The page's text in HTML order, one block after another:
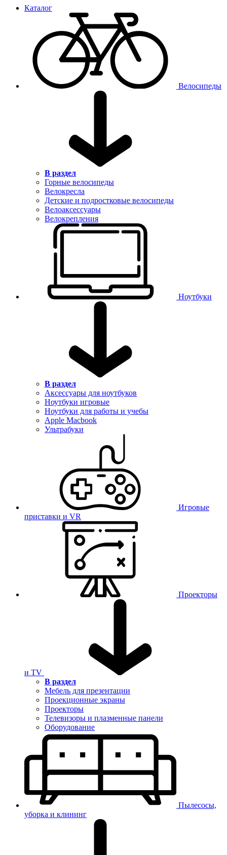
Каталог
Велосипеды
В раздел
Горные велосипеды
Велокресла
Детские и подростковые велосипеды
Велоаксессуары
Велокрепления
Ноутбуки
В раздел
Аксессуары для ноутбуков
Ноутбуки игровые
Ноутбуки для работы и учебы
Apple Macbook
Ультрабуки
Игровые
приставки и VR
Проекторы
и TV
В раздел
Мебель для презентации
Проекционные экраны
Проекторы
Телевизоры и плазменные панели
Оборудование
Пылесосы,
уборка и клининг